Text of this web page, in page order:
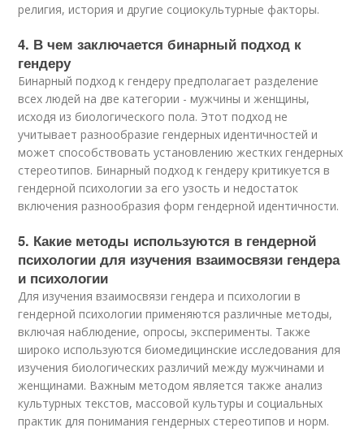
религия, история и другие социокультурные факторы.
4. В чем заключается бинарный подход к
гендеру
Бинарный подход к гендеру предполагает разделение
всех людей на две категории - мужчины и женщины,
исходя из биологического пола. Этот подход не
учитывает разнообразие гендерных идентичностей и
может способствовать установлению жестких гендерных
стереотипов. Бинарный подход к гендеру критикуется в
гендерной психологии за его узость и недостаток
включения разнообразия форм гендерной идентичности.
5. Какие методы используются в гендерной
психологии для изучения взаимосвязи гендера
и психологии
Для изучения взаимосвязи гендера и психологии в
гендерной психологии применяются различные методы,
включая наблюдение, опросы, эксперименты. Также
широко используются биомедицинские исследования для
изучения биологических различий между мужчинами и
женщинами. Важным методом является также анализ
культурных текстов, массовой культуры и социальных
практик для понимания гендерных стереотипов и норм.